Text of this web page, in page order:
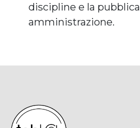
discipline e la pubblica
amministrazione.